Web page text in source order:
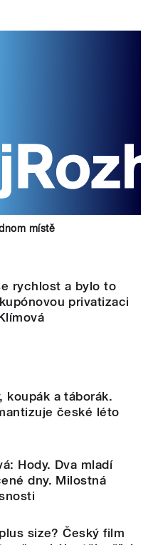
místě
rychlost a bylo to
privatizaci
koupák a táborák.
české léto
Hody. Dva mladí
dny. Milostná
size? Český film